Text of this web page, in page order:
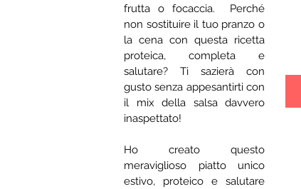
frutta o focaccia.  Perché
non sostituire il tuo pranzo o
la cena con questa ricetta
proteica, completa e
salutare? Ti sazierà con
gusto senza appesantirti con
il mix della salsa davvero
inaspettato!
Ho creato questo
meraviglioso piatto unico
estivo, proteico e salutare